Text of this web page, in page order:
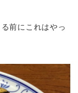
前にこれはやっ